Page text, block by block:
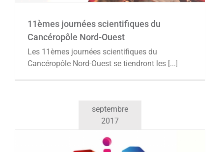
11èmes journées scientifiques du
Cancéropôle Nord-Ouest
Les 11èmes journées scientifiques du
Cancéropôle Nord-Ouest se tiendront les [...]
septembre
2017